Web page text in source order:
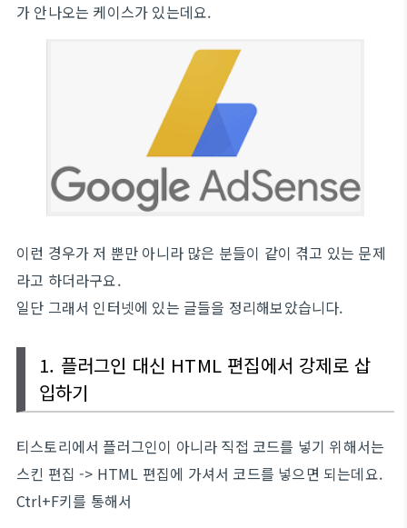
가 안나오는 케이스가 있는데요.
이런 경우가 저 뿐만 아니라 많은 분들이 같이 겪고 있는 문제
라고 하더라구요.
일단 그래서 인터넷에 있는 글들을 정리해보았습니다.
1. 플러그인 대신 HTML 편집에서 강제로 삽
입하기
티스토리에서 플러그인이 아니라 직접 코드를 넣기 위해서는
스킨 편집 -> HTML 편집에 가셔서 코드를 넣으면 되는데요.
Ctrl+F키를 통해서